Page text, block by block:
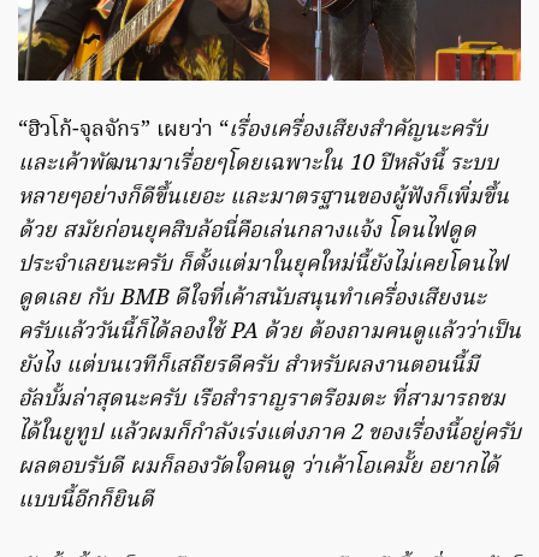
“ฮิวโก้-จุลจักร” เผยว่า “เรื่องเครื่องเสียงสำคัญนะครับ
และเค้าพัฒนามาเรื่อยๆโดยเฉพาะใน 10 ปีหลังนี้ ระบบ
หลายๆอย่างก็ดีขึ้นเยอะ และมาตรฐานของผู้ฟังก็เพิ่มขึ้น
ด้วย สมัยก่อนยุคสิบล้อนี่คือเล่นกลางแจ้ง โดนไฟดูด
ประจำเลยนะครับ ก็ตั้งแต่มาในยุคใหม่นี้ยังไม่เคยโดนไฟ
ดูดเลย กับ BMB ดีใจที่เค้าสนับสนุนทำเครื่องเสียงนะ
ครับแล้ววันนี้ก็ได้ลองใช้ PA ด้วย ต้องถามคนดูแล้วว่าเป็น
ยังไง แต่บนเวทีก็เสถียรดีครับ สำหรับผลงานตอนนี้มี
อัลบั้มล่าสุดนะครับ เรือสำราญราตรีอมตะ ที่สามารถชม
ได้ในยูทูป แล้วผมก็กำลังเร่งแต่งภาค 2 ของเรื่องนี้อยู่ครับ
ผลตอบรับดี ผมก็ลองวัดใจคนดู ว่าเค้าโอเคมั้ย อยากได้
แบบนี้อีกก็ยินดี